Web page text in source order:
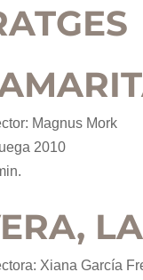
Magnus Mork
2010
Xiana García